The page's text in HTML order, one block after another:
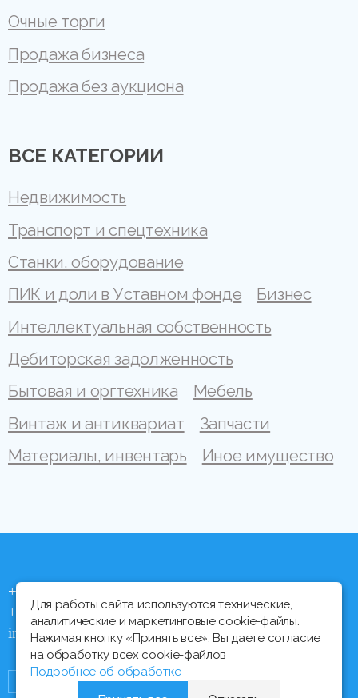
Очные торги
Продажа бизнеса
Продажа без аукциона
ВСЕ КАТЕГОРИИ
Недвижимость
Транспорт и спецтехника
Станки, оборудование
ПИК и доли в Уставном фонде
Бизнес
Интеллектуальная собственность
Дебиторская задолженность
Бытовая и оргтехника
Мебель
Винтаж и антиквариат
Запчасти
Материалы, инвентарь
Иное имущество
+375 (44) 704 92 06
+375 (17) 373 21 33
info@ipmtorgi.by
Для работы сайта используются технические,
аналитические и маркетинговые cookie-файлы.
Нажимая кнопку «Принять все», Вы даете согласие
на обработку всех cookie-файлов
Подробнее об обработке